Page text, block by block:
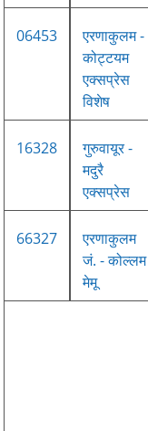
06453
एरणाकुलम -
कोट्टयम
एक्सप्रेस
विशेष
16328
गुरुवायूर -
मदुरै
एक्सप्रेस
66327
एरणाकुलम
जं. - कोल्लम
मेमू